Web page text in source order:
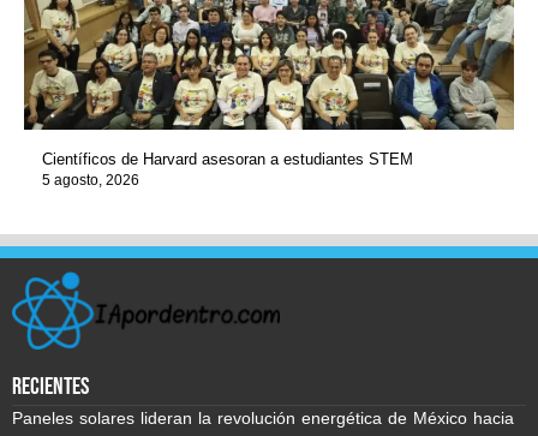
Científicos de Harvard asesoran a estudiantes STEM
5 agosto, 2026
recientes
Paneles solares lideran la revolución energética de México hacia